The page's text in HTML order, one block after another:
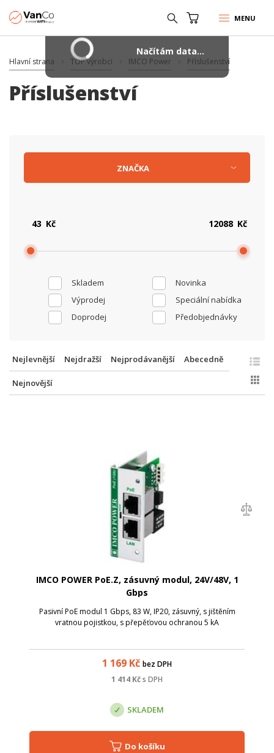
MENU
Hlavní strana TOP výrobci IMCO Power Příslušenství
Příslušenství
Skladem
Novinka
Výprodej
Speciální nabídka
Doprodej
Předobjednávky
Kč Kč
ZNAČKA
Nejlevnější Nejdražší Nejprodávanější Abecedně
Nejnovější
IMCO POWER PoE.Z, zásuvný modul, 24V/48V, 1
Gbps
Pasivní PoE modul 1 Gbps, 83 W, IP20, zásuvný, s jištěním
vratnou pojistkou, s přepěťovou ochranou 5 kA
1 169 Kč bez DPH
1 414 Kčs DPH
SKLADEM
Do košíku
Načítám data...